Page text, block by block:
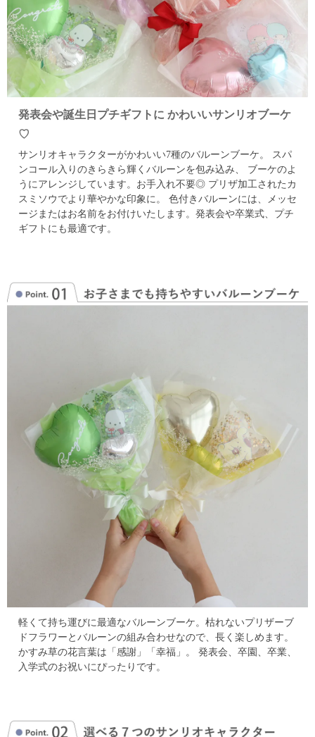
発表会や誕生日プチギフトに かわいいサンリオブーケ
♡
サンリオキャラクターがかわいい7種のバルーンブーケ。
スパ
ンコール入りのきらきら輝くバルーンを包み込み、
ブーケのよ
うにアレンジしています。お手入れ不要◎ プリザ加工されたカ
スミソウでより華やかな印象に。
色付きバルーンには、メッセ
ージまたはお名前をお付けいたします。 発表会や卒業式、プチ
ギフトにも最適です。
軽くて持ち運びに最適なバルーンブーケ。 枯れないプリザーブ
ドフラワーとバルーンの組み合わせなので、長く楽しめます。
かすみ草の花言葉は「感謝」「幸福」。
発表会、卒園、卒業、
入学式のお祝いにぴったりです。